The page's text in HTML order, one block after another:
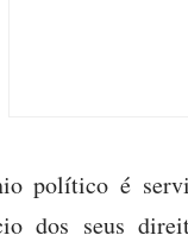
político é
dos seus